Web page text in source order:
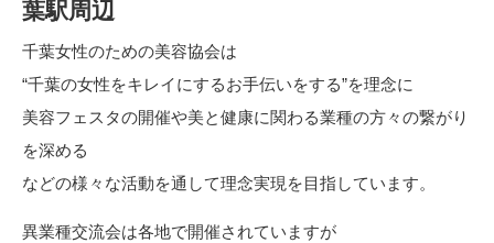
葉駅周辺
千葉女性のための美容協会は
“千葉の女性をキレイにするお手伝いをする”を理念に
美容フェスタの開催や美と健康に関わる業種の方々の繋がり
を深める
などの様々な活動を通して理念実現を目指しています。
異業種交流会は各地で開催されていますが